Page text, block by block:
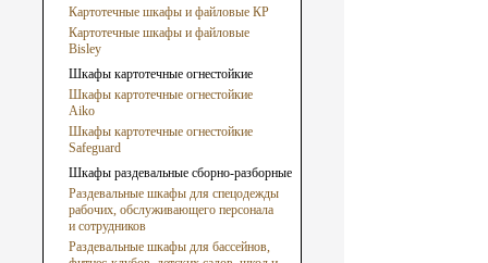
Картотечные шкафы и файловые КР
Картотечные шкафы и файловые
Bisley
Шкафы картотечные огнестойкие
Шкафы картотечные огнестойкие
Aiko
Шкафы картотечные огнестойкие
Safeguard
Шкафы раздевальные сборно-разборные
Раздевальные шкафы для спецодежды
рабочих, обслуживающего персонала
и сотрудников
Раздевальные шкафы для бассейнов,